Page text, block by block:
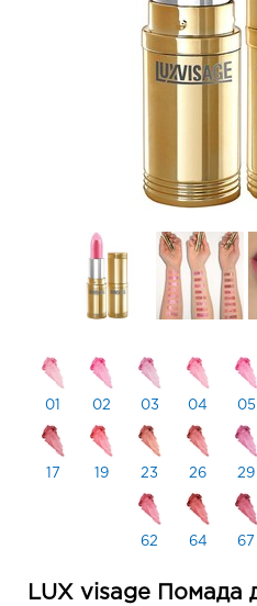
01 02 03 04 05
17 19 23 26 29
62 64 67
LUX visage Помада